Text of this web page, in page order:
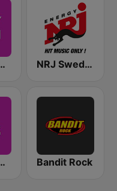
Göteborg NRJ Sweden
P4 Plus Bandit Rock